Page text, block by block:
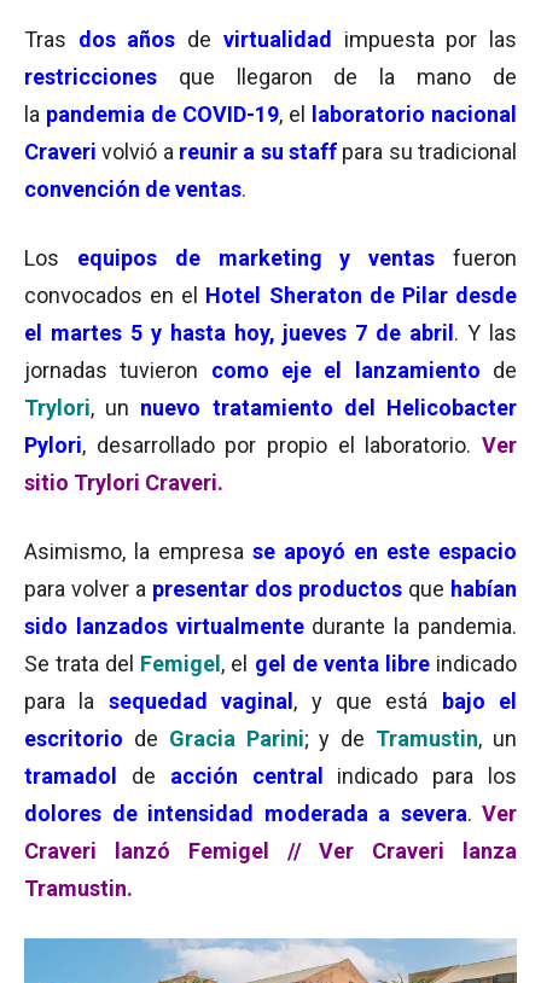
Tras dos años de virtualidad
impuesta por las
restricciones que llegaron de la mano de
la pandemia de COVID-19, el
laboratorio nacional
Craveri volvió a reunir a su staff para su tradicional
convención de ventas.
Los equipos de marketing y ventas fueron
convocados en el Hotel Sheraton de Pilar desde
el martes 5 y hasta hoy, jueves 7 de abril . Y las
jornadas tuvieron como eje el lanzamiento de
Trylori, un nuevo tratamiento del Helicobacter
Pylori, desarrollado por propio el laboratorio. Ver
sitio Trylori Craveri.
Asimismo, la empresa se apoyó en este espacio
para volver a presentar dos productos que habían
sido lanzados virtualmentedurante la pandemia.
Se trata del Femigel , el gel de venta libreindicado
para la sequedad vaginal , y que está bajo el
escritorio de Gracia Parini; y de Tramustin, un
tramadol
de acción central
indicado para los
dolores de intensidad moderada a severa. Ver
Craveri lanzó Femigel
//
Ver Craveri lanza
Tramustin.